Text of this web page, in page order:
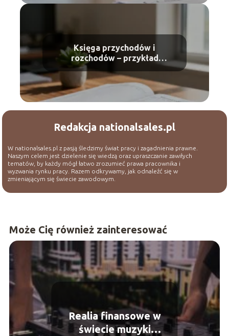
Księga przychodów i
rozchodów – przykład
uzupełniania krok po kroku
Redakcja nationalsales.pl
W nationalsales.pl z pasją śledzimy świat pracy i zagadnienia prawne.
Naszym celem jest dzielenie się wiedzą oraz upraszczanie zawiłych
tematów, by każdy mógł łatwo zrozumieć prawa pracownika i
wyzwania rynku pracy. Razem odkrywamy, jak odnaleźć się w
zmieniającym się świecie zawodowym.
Może Cię również zainteresować
Realia finansowe w
świecie muzyki